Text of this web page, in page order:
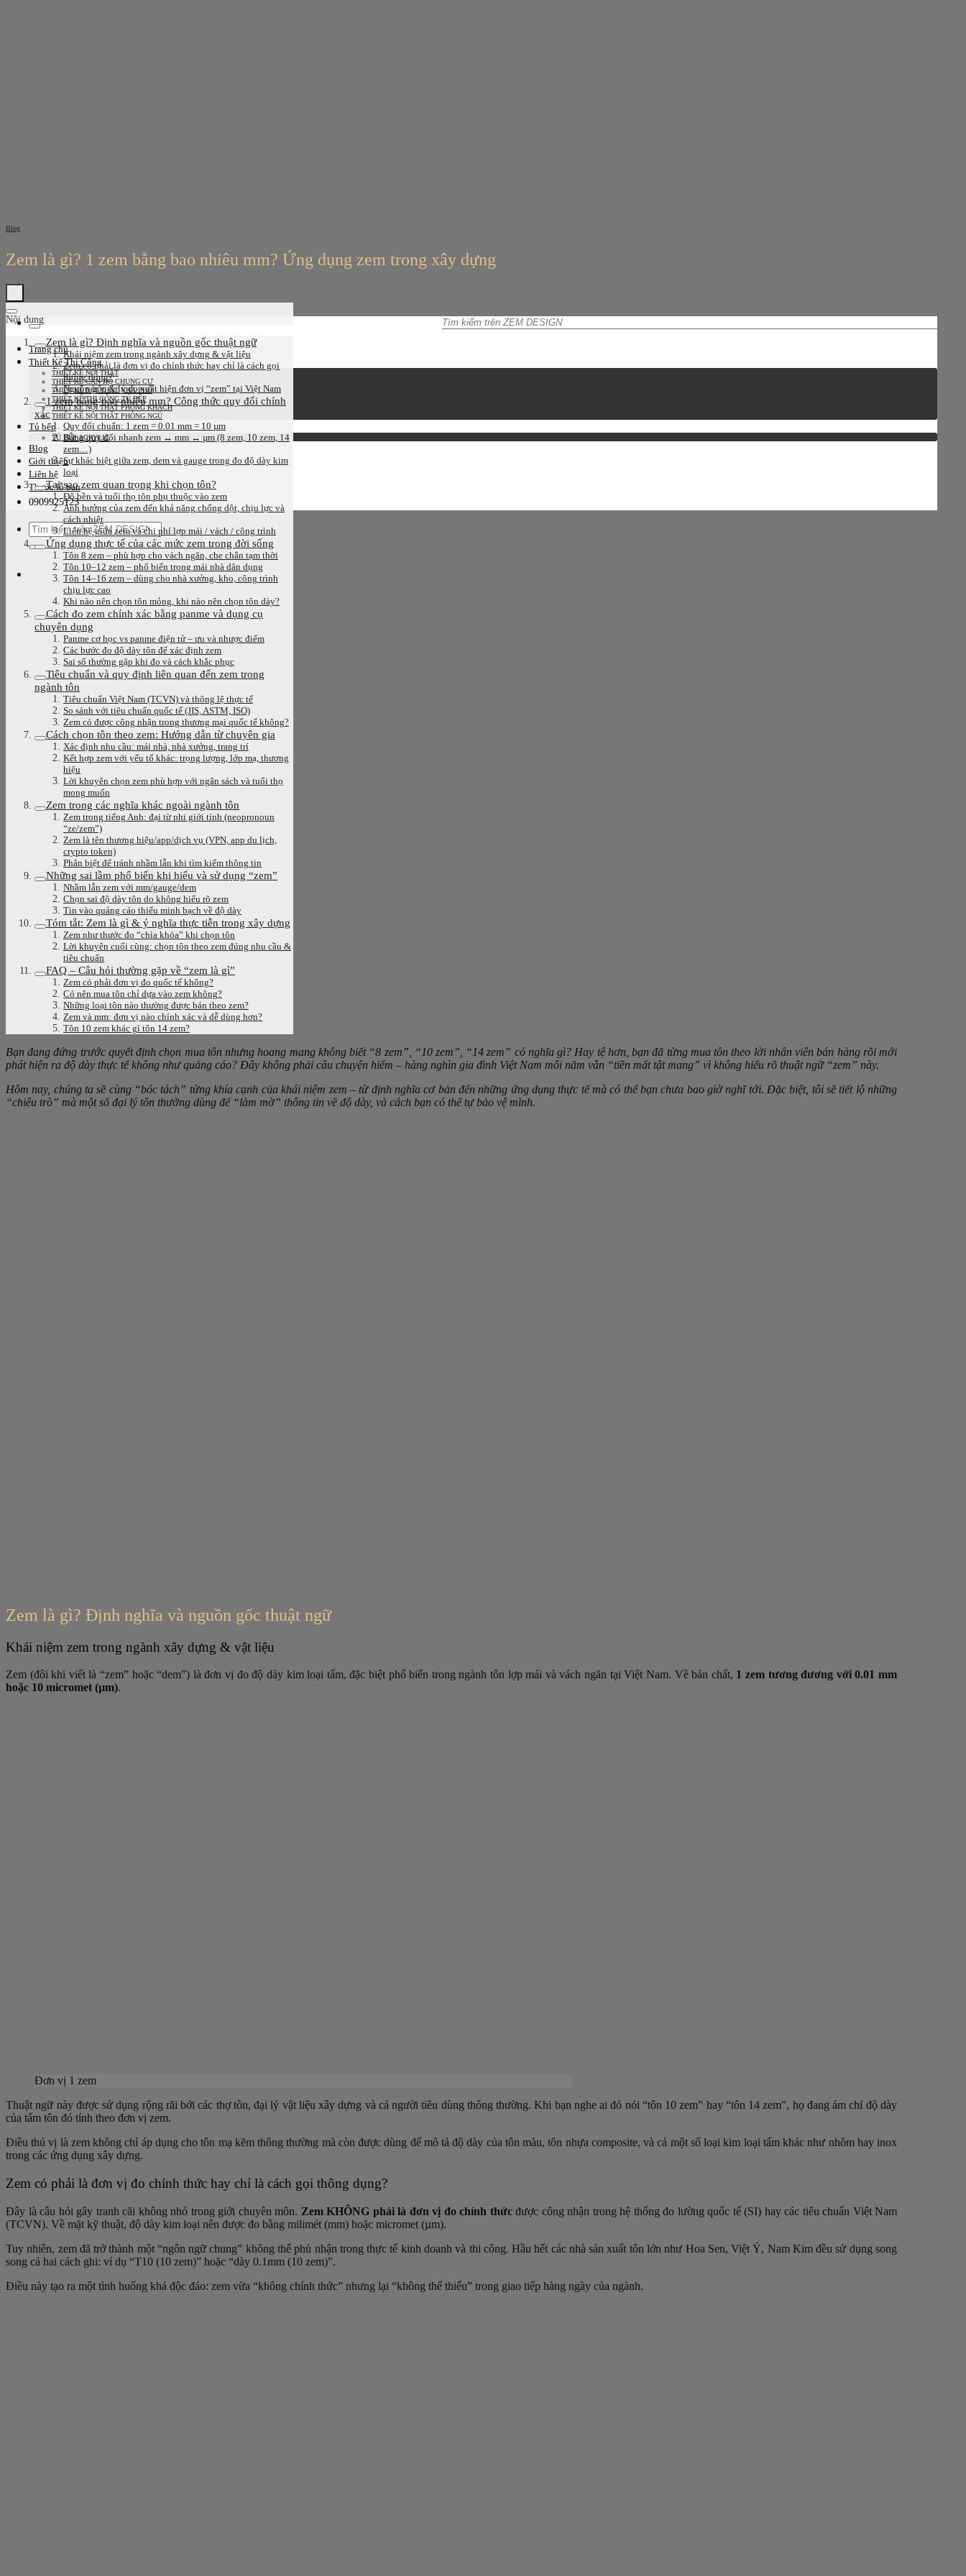
Tìm
Trang chủ
Thiết Kế Thi Công
THIẾT KẾ NỘI THẤT
THIẾT KẾ CĂN HỘ CHUNG CƯ
THIẾT KẾ NỘI THẤT NHÀ PHỐ
THIẾT KẾ THI CÔNG TỦ BẾP
THIẾT KẾ NỘI THẤT PHÒNG KHÁCH
THIẾT KẾ NỘI THẤT PHÒNG NGỦ
Tủ bếp
TỦ BẾP ACRYLIC
Blog
Giới thiệu
Liên hệ
Thước lỗ ban
0909925123
Tìm
kiếm:
Blog
Zem là gì? 1 zem bằng bao nhiêu mm? Ứng dụng zem trong xây dựng
Nội dung
Zem là gì? Định nghĩa và nguồn gốc thuật ngữ
Khái niệm zem trong ngành xây dựng & vật liệu
Zem có phải là đơn vị đo chính thức hay chỉ là cách gọi
thông dụng?
Nguồn gốc & lý do xuất hiện đơn vị “zem” tại Việt Nam
1 zem bằng bao nhiêu mm? Công thức quy đổi chính
xác
Quy đổi chuẩn: 1 zem = 0.01 mm = 10 µm
Bảng quy đổi nhanh zem ↔ mm ↔ µm (8 zem, 10 zem, 14
zem…)
Sự khác biệt giữa zem, dem và gauge trong đo độ dày kim
loại
Tại sao zem quan trọng khi chọn tôn?
Độ bền và tuổi thọ tôn phụ thuộc vào zem
Ảnh hưởng của zem đến khả năng chống dột, chịu lực và
cách nhiệt
Liên hệ giữa zem và chi phí lợp mái / vách / công trình
Ứng dụng thực tế của các mức zem trong đời sống
Tôn 8 zem – phù hợp cho vách ngăn, che chắn tạm thời
Tôn 10–12 zem – phổ biến trong mái nhà dân dụng
Tôn 14–16 zem – dùng cho nhà xưởng, kho, công trình
chịu lực cao
Khi nào nên chọn tôn mỏng, khi nào nên chọn tôn dày?
Cách đo zem chính xác bằng panme và dụng cụ
chuyên dụng
Panme cơ học vs panme điện tử – ưu và nhược điểm
Các bước đo độ dày tôn để xác định zem
Sai số thường gặp khi đo và cách khắc phục
Tiêu chuẩn và quy định liên quan đến zem trong
ngành tôn
Tiêu chuẩn Việt Nam (TCVN) và thông lệ thực tế
So sánh với tiêu chuẩn quốc tế (JIS, ASTM, ISO)
Zem có được công nhận trong thương mại quốc tế không?
Cách chọn tôn theo zem: Hướng dẫn từ chuyên gia
Xác định nhu cầu: mái nhà, nhà xưởng, trang trí
Kết hợp zem với yếu tố khác: trọng lượng, lớp mạ, thương
hiệu
Lời khuyên chọn zem phù hợp với ngân sách và tuổi thọ
mong muốn
Zem trong các nghĩa khác ngoài ngành tôn
Zem trong tiếng Anh: đại từ phi giới tính (neopronoun
“ze/zem”)
Zem là tên thương hiệu/app/dịch vụ (VPN, app du lịch,
crypto token)
Phân biệt để tránh nhầm lẫn khi tìm kiếm thông tin
Những sai lầm phổ biến khi hiểu và sử dụng “zem”
Nhầm lẫn zem với mm/gauge/dem
Chọn sai độ dày tôn do không hiểu rõ zem
Tin vào quảng cáo thiếu minh bạch về độ dày
Tóm tắt: Zem là gì & ý nghĩa thực tiễn trong xây dựng
Zem như thước đo “chìa khóa” khi chọn tôn
Lời khuyên cuối cùng: chọn tôn theo zem đúng nhu cầu &
tiêu chuẩn
FAQ – Câu hỏi thường gặp về “zem là gì”
Zem có phải đơn vị đo quốc tế không?
Có nên mua tôn chỉ dựa vào zem không?
Những loại tôn nào thường được bán theo zem?
Zem và mm: đơn vị nào chính xác và dễ dùng hơn?
Tôn 10 zem khác gì tôn 14 zem?
Bạn đang đứng trước quyết định chọn mua tôn nhưng hoang mang không biết “8 zem”, “10 zem”, “14 zem” có nghĩa gì? Hay tệ hơn, bạn đã từng mua tôn theo lời nhân viên bán hàng rồi mới
phát hiện ra độ dày thực tế không như quảng cáo? Đây không phải câu chuyện hiếm – hàng nghìn gia đình Việt Nam mỗi năm vẫn “tiền mất tật mang” vì không hiểu rõ thuật ngữ “zem” này.
Hôm nay, chúng ta sẽ cùng “bóc tách” từng khía cạnh của khái niệm zem – từ định nghĩa cơ bản đến những ứng dụng thực tế mà có thể bạn chưa bao giờ nghĩ tới. Đặc biệt, tôi sẽ tiết lộ những
“chiêu trò” mà một số đại lý tôn thường dùng để “làm mờ” thông tin về độ dày, và cách bạn có thể tự bảo vệ mình.
Zem là gì? Định nghĩa và nguồn gốc thuật ngữ
Khái niệm zem trong ngành xây dựng & vật liệu
Zem (đôi khi viết là “zem” hoặc “dem”) là đơn vị đo độ dày kim loại tấm, đặc biệt phổ biến trong ngành tôn lợp mái và vách ngăn tại Việt Nam. Về bản chất, 1 zem tương đương với 0.01 mm
hoặc 10 micromet (µm).
Đơn vị 1 zem
Thuật ngữ này được sử dụng rộng rãi bởi các thợ tôn, đại lý vật liệu xây dựng và cả người tiêu dùng thông thường. Khi bạn nghe ai đó nói “tôn 10 zem” hay “tôn 14 zem”, họ đang ám chỉ độ dày
của tấm tôn đó tính theo đơn vị zem.
Điều thú vị là zem không chỉ áp dụng cho tôn mạ kẽm thông thường mà còn được dùng để mô tả độ dày của tôn màu, tôn nhựa composite, và cả một số loại kim loại tấm khác như nhôm hay inox
trong các ứng dụng xây dựng.
Zem có phải là đơn vị đo chính thức hay chỉ là cách gọi thông dụng?
Đây là câu hỏi gây tranh cãi không nhỏ trong giới chuyên môn. Zem KHÔNG phải là đơn vị đo chính thứcđược công nhận trong hệ thống đo lường quốc tế (SI) hay các tiêu chuẩn Việt Nam
(TCVN). Về mặt kỹ thuật, độ dày kim loại nên được đo bằng milimét (mm) hoặc micromet (µm).
Tuy nhiên, zem đã trở thành một “ngôn ngữ chung” không thể phủ nhận trong thực tế kinh doanh và thi công. Hầu hết các nhà sản xuất tôn lớn như Hoa Sen, Việt Ý, Nam Kim đều sử dụng song
song cả hai cách ghi: ví dụ “T10 (10 zem)” hoặc “dày 0.1mm (10 zem)”.
Điều này tạo ra một tình huống khá độc đáo: zem vừa “không chính thức” nhưng lại “không thể thiếu” trong giao tiếp hàng ngày của ngành.